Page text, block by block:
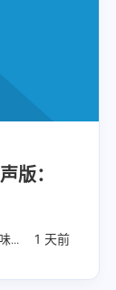
IPTV直播源
1
版：
1 天前
华语经典情歌